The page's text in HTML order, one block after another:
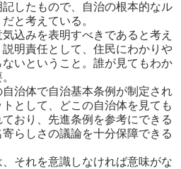
したもので、自治の根本的なル
と考えている。
込みを表明すべきであると考え
明責任として、住民にわかりや
いということ。誰が見てもわか
治体で自治基本条例が制定され
として、どこの自治体を見ても
おり、先進条例を参考にできる
らしさの議論を十分保障できる
それを意識しなければ意味がな